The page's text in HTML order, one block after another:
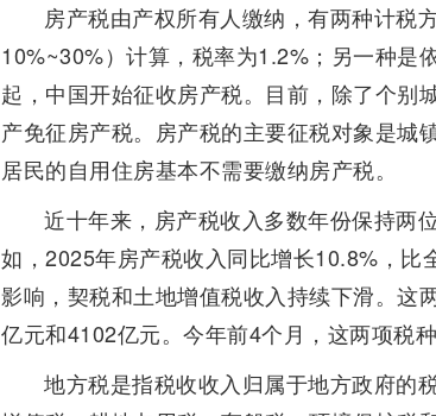
房产税由产权所有人缴纳，有两种计税
10%~30%）计算，税率为1.2%；另一种是
起，中国开始征收房产税。目前，除了个别
产免征房产税。房产税的主要征税对象是城
居民的自用住房基本不需要缴纳房产税。
近十年来，房产税收入多数年份保持两
如，2025年房产税收入同比增长10.8%，比
影响，契税和土地增值税收入持续下滑。这
亿元和4102亿元。今年前4个月，这两项税
地方税是指税收收入归属于地方政府的